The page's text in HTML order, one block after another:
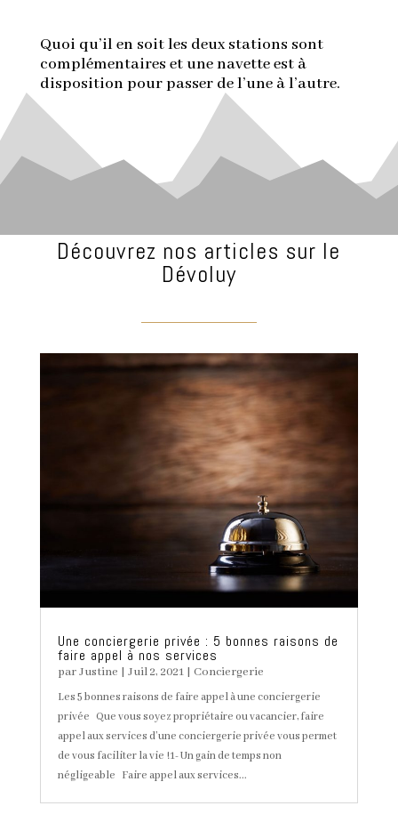
Quoi qu’il en soit les deux stations sont
complémentaires et une navette est à
disposition pour passer de l’une à l’autre.
Découvrez nos articles sur le
Dévoluy
Une conciergerie privée : 5 bonnes raisons de
faire appel à nos services
parJustine | Juil 2, 2021| Conciergerie
Les 5 bonnes raisons de faire appel à une conciergerie
privée Que vous soyez propriétaire ou vacancier, faire
appel aux services d’une conciergerie privée vous permet
de vous faciliter la vie !1- Un gain de temps non
négligeable Faire appel aux services...